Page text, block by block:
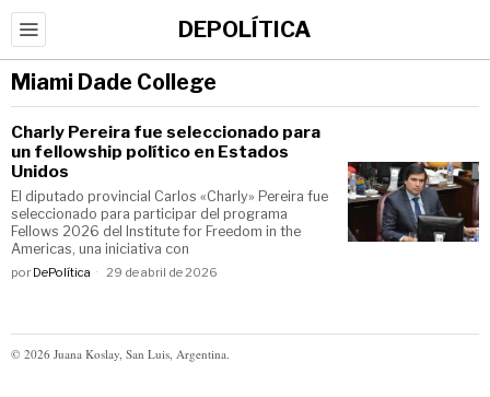
DEPOLÍTICA
Miami Dade College
Charly Pereira fue seleccionado para
un fellowship político en Estados
Unidos
El diputado provincial Carlos «Charly» Pereira fue
seleccionado para participar del programa
Fellows 2026 del Institute for Freedom in the
Americas, una iniciativa con
por DePolítica 29 de abril de 2026
© 2026 Juana Koslay, San Luis, Argentina.